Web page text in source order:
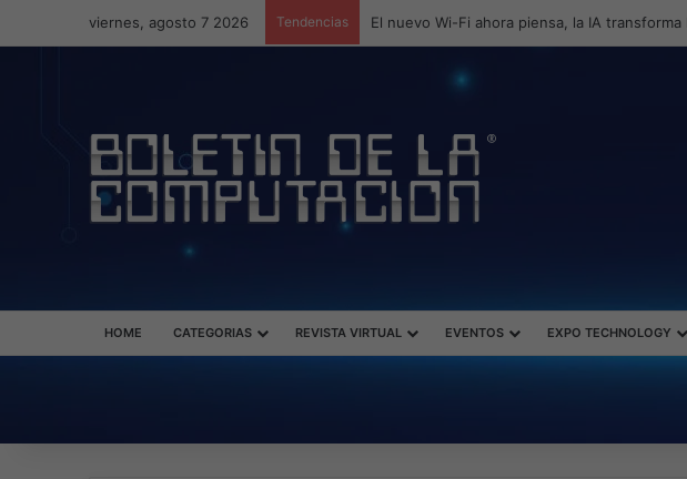
viernes, agosto 7 2026 Tendencias ASUS redefine la productividad y el gaming
HOME CATEGORIAS REVISTA VIRTUAL EVENTOS EXPO TECHNOLOGY